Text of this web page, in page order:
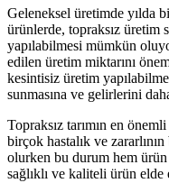
Geleneksel üretimde yılda
ürünlerde, topraksız üretim
yapılabilmesi mümkün
edilen üretim miktarını
kesintisiz üretim
sunmasına ve gelirlerini
Topraksız tarımın en
birçok hastalık ve
olurken bu durum hem ürün
sağlıklı ve kaliteli ürün elde